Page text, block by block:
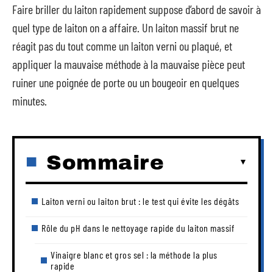
Faire briller du laiton rapidement suppose d’abord de savoir à
quel type de laiton on a affaire. Un laiton massif brut ne
réagit pas du tout comme un laiton verni ou plaqué, et
appliquer la mauvaise méthode à la mauvaise pièce peut
ruiner une poignée de porte ou un bougeoir en quelques
minutes.
Sommaire
Laiton verni ou laiton brut : le test qui évite les dégâts
Rôle du pH dans le nettoyage rapide du laiton massif
Vinaigre blanc et gros sel : la méthode la plus
rapide